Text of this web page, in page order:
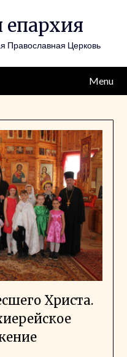
епархия
Православная Церковь
Menu
Христа.